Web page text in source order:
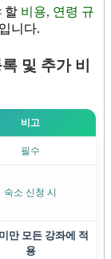
할 비용, 연령 규
니다.
및 추가 비
비고
필수
숙소 신청 시
만 모든 강좌에 적
용